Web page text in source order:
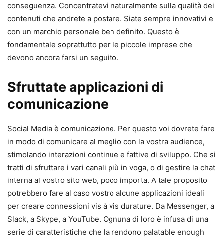
conseguenza. Concentratevi naturalmente sulla qualità dei
contenuti che andrete a postare. Siate sempre innovativi e
con un marchio personale ben definito. Questo è
fondamentale soprattutto per le piccole imprese che
devono ancora farsi un seguito.
Sfruttate applicazioni di
comunicazione
Social Media è comunicazione. Per questo voi dovrete fare
in modo di comunicare al meglio con la vostra audience,
stimolando interazioni continue e fattive di sviluppo. Che si
tratti di sfruttare i vari canali più in voga, o di gestire la chat
interna al vostro sito web, poco importa. A tale proposito
potrebbero fare al caso vostro alcune applicazioni ideali
per creare connessioni vis à vis durature. Da Messenger, a
Slack, a Skype, a YouTube. Ognuna di loro è infusa di una
serie di caratteristiche che la rendono palatable enough